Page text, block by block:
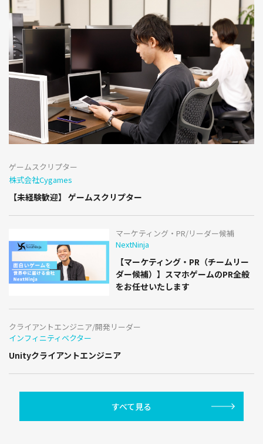
ゲームスクリプター
株式会社Cygames
【未経験歓迎】 ゲームスクリプター
マーケティング・PR/リーダー候補
NextNinja
【マーケティング・PR（チームリー
ダー候補）】スマホゲームのPR全般
をお任せいたします
クライアントエンジニア/開発リーダー
インフィニティベクター
Unityクライアントエンジニア
すべて見る